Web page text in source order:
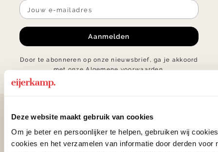
Deze website maakt gebruik van cookies
Om je beter en persoonlijker te helpen, gebruiken wij
cookies en het verzamelen van informatie door derden voor
Aanmelden
Door te abonneren op onze nieuwsbrief, ga je akkoord
met onzeAlgemene voorwaarden.
Contact
0575 - 58 36 00